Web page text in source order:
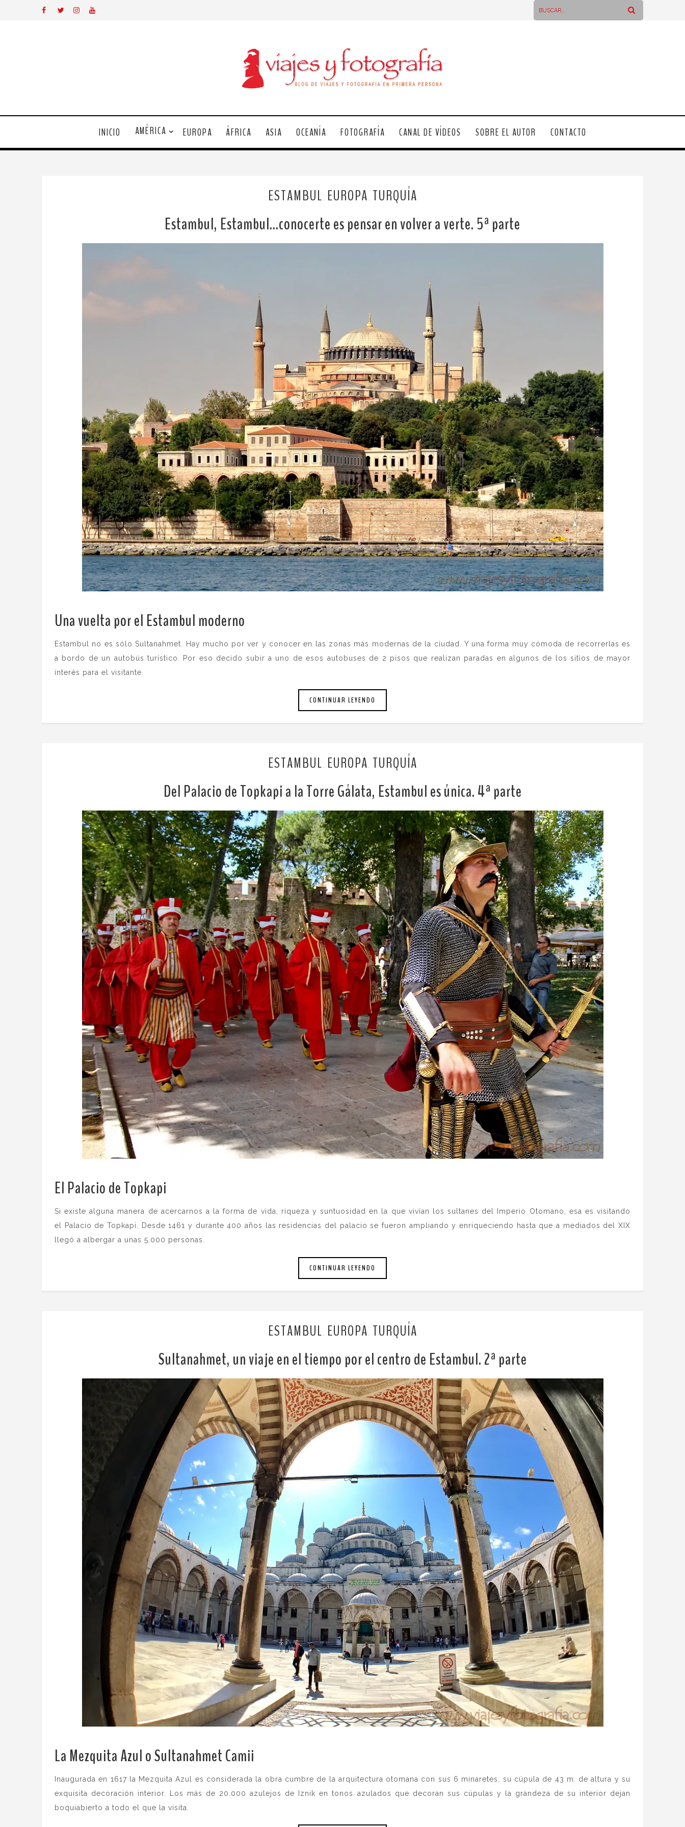
INICIO AMÉRICA EUROPA ÁFRICA ASIA OCEANÍA FOTOGRAFÍA CANAL DE VÍDEOS SOBRE EL AUTOR CONTACTO
ESTAMBUL EUROPA TURQUÍA
Estambul, Estambul…conocerte es pensar en volver a verte. 5ª parte
Una vuelta por el Estambul moderno
Estambul no es sólo Sultanahmet. Hay mucho por ver y conocer en las zonas más modernas de la ciudad. Y una forma muy cómoda de recorrerlas es
a bordo de un autobús turístico. Por eso decido subir a uno de esos autobuses de 2 pisos que realizan paradas en algunos de los sitios de mayor
interés para el visitante.
CONTINUAR LEYENDO
ESTAMBUL, EUROPA, TURQUÍA
Del Palacio de Topkapi a la Torre Gálata, Estambul es única. 4ª parte
El Palacio de Topkapi
Si existe alguna manera de acercarnos a la forma de vida, riqueza y suntuosidad en la que vivían los sultanes del Imperio Otomano, esa es visitando
el Palacio de Topkapi. Desde 1461 y durante 400 años las residencias del palacio se fueron ampliando y enriqueciendo hasta que a mediados del XIX
llegó a albergar a unas 5.000 personas.
CONTINUAR LEYENDO
ESTAMBUL EUROPA TURQUÍA
Sultanahmet, un viaje en el tiempo por el centro de Estambul. 2ª parte
La Mezquita Azul o Sultanahmet Camii
Inaugurada en 1617 la Mezquita Azul es considerada la obra cumbre de la arquitectura otomana con sus 6 minaretes, su cúpula de 43 m. de altura y su
exquisita decoración interior. Los más de 20.000 azulejos de Iznik en tonos azulados que decoran sus cúpulas y la grandeza de su interior dejan
boquiabierto a todo el que la visita.